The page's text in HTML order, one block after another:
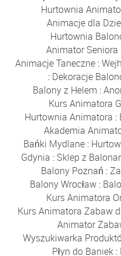
Hurtownia
Animacje dla
Hurtownia
Animator Seniora
Animacje Taneczne :
: Dekoracje
Balony z Helem :
Kurs Animatora
Hurtownia Animatora :
Akademia
Bańki Mydlane :
Gdynia : Sklep z
Balony Poznań :
Balony Wrocław :
Kurs Animatora
Kurs Animatora Zabaw
Animator
Wyszukiwarka
Płyn do Baniek: